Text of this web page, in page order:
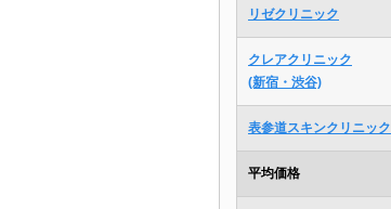
リゼクリニック
クレアクリニック
(新宿・渋谷)
表参道スキンクリニック
平均価格